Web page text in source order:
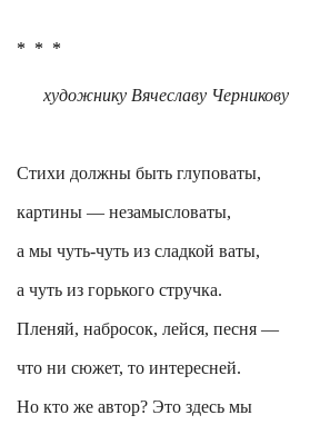
* * *
художнику Вячеславу Черникову
Стихи должны быть глуповаты,
картины — незамысловаты,
а мы чуть-чуть из сладкой ваты,
а чуть из горького стручка.
Пленяй, набросок, лейся, песня —
что ни сюжет, то интересней.
Но кто же автор? Это здесь мы